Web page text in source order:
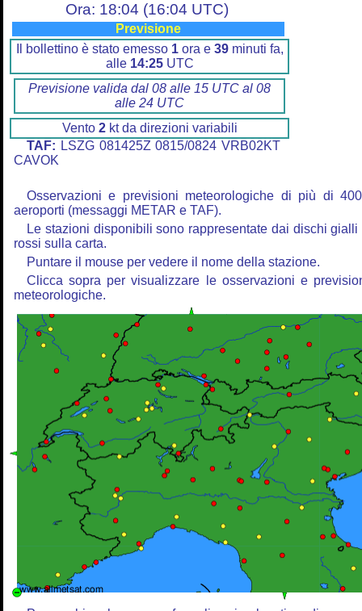
Ora: 18:04 (16:04 UTC)
Previsione
Il bollettino è stato emesso 1ora e 39minuti fa,
alle 14:25UTC
Previsione valida dal 08 alle 15 UTC al 08
alle 24 UTC
Vento 2kt da direzioni variabili
TAF: LSZG 081425Z 0815/0824 VRB02KT
CAVOK
Osservazioni e previsioni meteorologiche di più di
aeroporti (messaggi METAR e TAF).
Le stazioni disponibili sono rappresentate dai dischi gialli
rossi sulla carta.
Puntare il mouse per vedere il nome della stazione.
Clicca sopra per visualizzare le osservazioni e
meteorologiche.